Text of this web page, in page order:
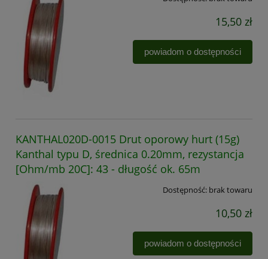
15,50 zł
powiadom o dostępności
KANTHAL020D-0015 Drut oporowy hurt (15g)
Kanthal typu D, średnica 0.20mm, rezystancja
[Ohm/mb 20C]: 43 - długość ok. 65m
Dostępność: brak towaru
10,50 zł
powiadom o dostępności